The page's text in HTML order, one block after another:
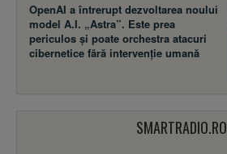
OpenAI a întrerupt dezvoltarea noului
model A.I. „Astra”. Este prea
periculos și poate orchestra atacuri
cibernetice fără intervenție umană
SMARTRADIO.RO